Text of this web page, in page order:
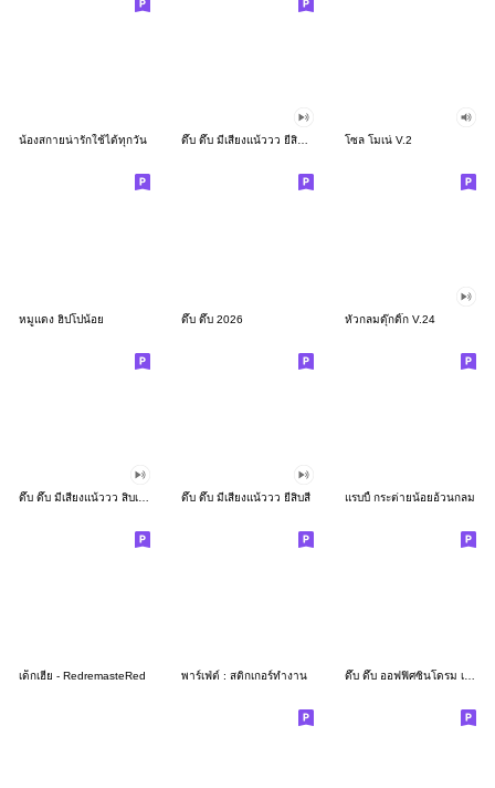
น้องสกายน่ารักใช้ได้ทุกวัน ดึ๊บ ดึ๊บ มีเสียงแน้ววว ยี่สิบสอง โซล โมเน่ V.2
หมูแดง ฮิปโปน้อย ดึ๊บ ดึ๊บ 2026 หัวกลมดุ๊กดิ๊ก V.24
ดึ๊บ ดึ๊บ มีเสียงแน้ววว ยี่สิบสี่ แรบบี้ กระต่ายน้อยอ้วนกลม
เด็กเฮีย - RedremasteRed พาร์เฟ่ต์ : สติกเกอร์ทำงาน ดึ๊บ ดึ๊บ ออฟฟิศซินโดรม เจ็ด